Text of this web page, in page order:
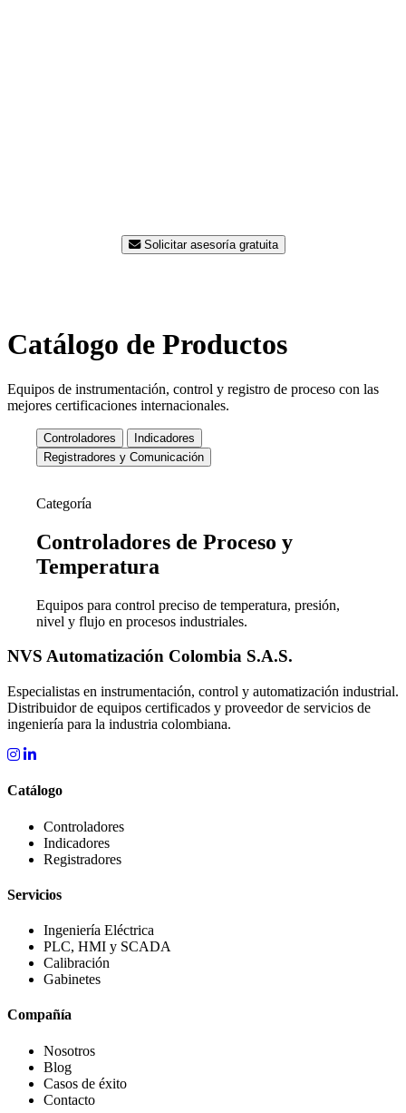
Solicitar asesoría gratuita
Catálogo de Productos
Equipos de instrumentación, control y registro de proceso con las
mejores certificaciones internacionales.
Controladores
Indicadores
Registradores y Comunicación
Categoría
Controladores de Proceso y
Temperatura
Equipos para control preciso de temperatura, presión,
nivel y flujo en procesos industriales.
NVS Automatización Colombia S.A.S.
Especialistas en instrumentación, control y automatización industrial.
Distribuidor de equipos certificados y proveedor de servicios de
ingeniería para la industria colombiana.
Catálogo
Controladores
Indicadores
Registradores
Servicios
Ingeniería Eléctrica
PLC, HMI y SCADA
Calibración
Gabinetes
Compañía
Nosotros
Blog
Casos de éxito
Contacto